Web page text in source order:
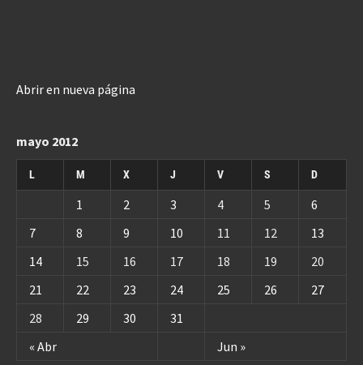
Abrir en nueva página
mayo 2012
L M X J V S D
« Abr Jun »
1 2 3 4 5
6
7
8 9 10 11 12
13
14
15 16 17 18 19
20
21
22 23 24 25 26
27
28
29 30 31